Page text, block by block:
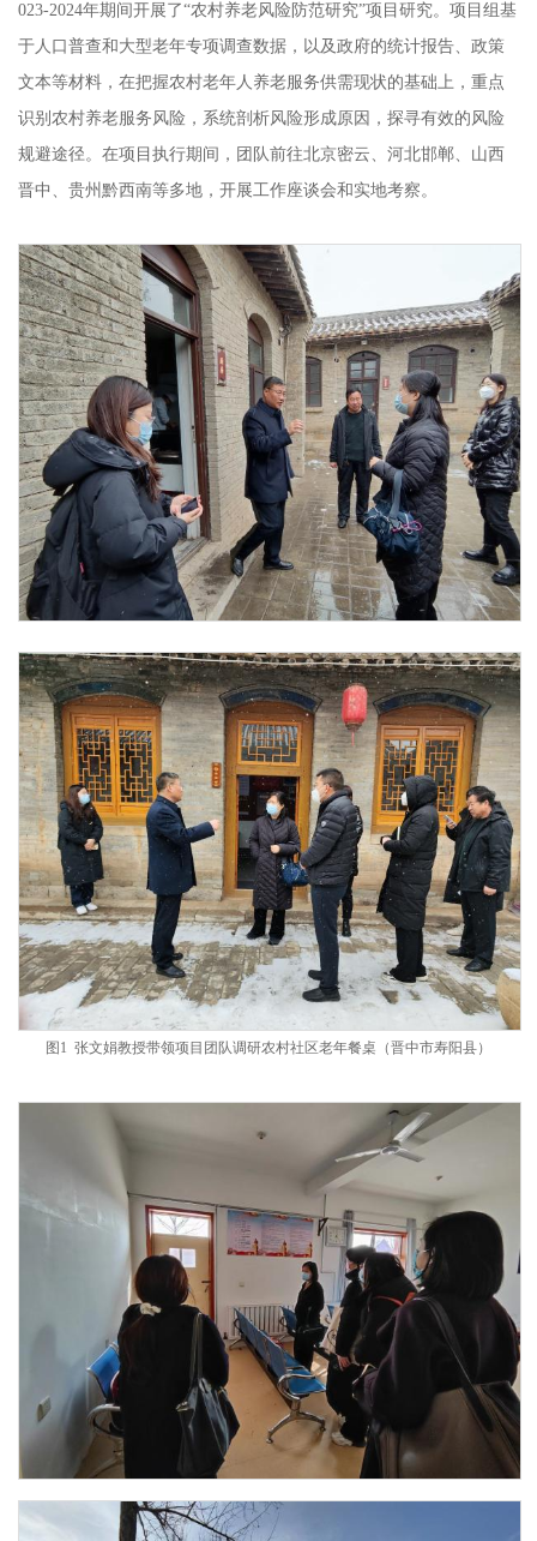
023-2024年期间开展了“农村养老风险防范研究”项目研究。项目组基
于人口普查和大型老年专项调查数据，以及政府的统计报告、政策
文本等材料，在把握农村老年人养老服务供需现状的基础上，重点
识别农村养老服务风险，系统剖析风险形成原因，探寻有效的风险
规避途径。在项目执行期间，团队前往北京密云、河北邯郸、山西
晋中、贵州黔西南等多地，开展工作座谈会和实地考察。
图1 张文娟教授带领项目团队调研农村社区老年餐桌（晋中市寿阳县）